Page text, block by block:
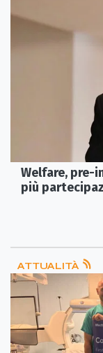
Welfare, pre-
più
ATTUALITÀ